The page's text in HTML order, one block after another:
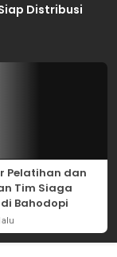
Distribusi
Pelatihan dan
Tim Siaga
Bahodopi